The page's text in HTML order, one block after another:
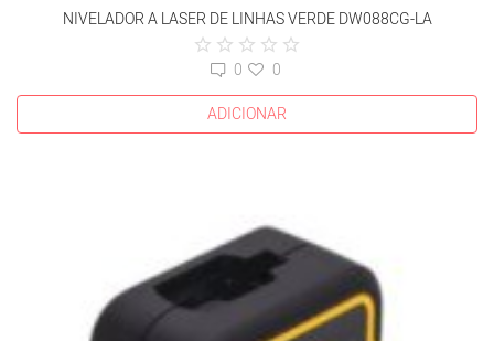
NIVELADOR A LASER DE LINHAS VERDE DW088CG-LA
0
0
ADICIONAR